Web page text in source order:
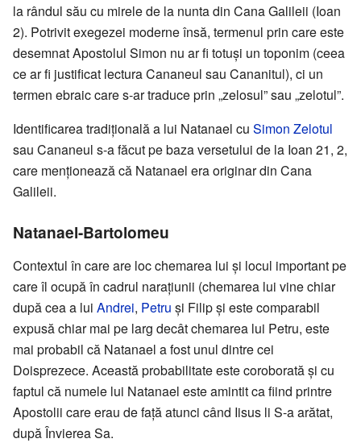
la rândul său cu mirele de la nunta din Cana Galileii (Ioan
2). Potrivit exegezei moderne însă, termenul prin care este
desemnat Apostolul Simon nu ar fi totuși un toponim (ceea
ce ar fi justificat lectura Cananeul sau Cananitul), ci un
termen ebraic care s-ar traduce prin „zelosul” sau „zelotul”.
Identificarea tradițională a lui Natanael cu Simon Zelotul
sau Cananeul s-a făcut pe baza versetului de la Ioan 21, 2,
care menționează că Natanael era originar din Cana
Galileii.
Natanael-Bartolomeu
Contextul în care are loc chemarea lui și locul important pe
care îl ocupă în cadrul narațiunii (chemarea lui vine chiar
după cea a lui Andrei, Petru și Filip și este comparabil
expusă chiar mai pe larg decât chemarea lui Petru, este
mai probabil că Natanael a fost unul dintre cei
Doisprezece. Această probabilitate este coroborată și cu
faptul că numele lui Natanael este amintit ca fiind printre
Apostolii care erau de față atunci când Iisus li S-a arătat,
după Învierea Sa.